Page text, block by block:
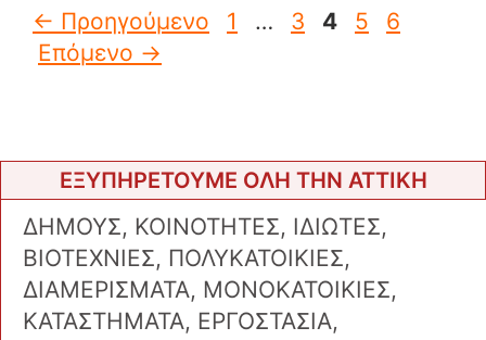
← Προηγούμενο Σελίδα
1 … Σελίδα
3 Σελίδα
4 Σελίδα
5 Σελίδα
6
Επόμενο →
ΕΞΥΠΗΡΕΤΟΥΜΕ ΟΛΗ ΤΗΝ ΑΤΤΙΚΗ
ΔΗΜΟΥΣ, ΚΟΙΝΟΤΗΤΕΣ, ΙΔΙΩΤΕΣ,
ΒΙΟΤΕΧΝΙΕΣ, ΠΟΛΥΚΑΤΟΙΚΙΕΣ,
ΔΙΑΜΕΡΙΣΜΑΤΑ, ΜΟΝΟΚΑΤΟΙΚΙΕΣ,
ΚΑΤΑΣΤΗΜΑΤΑ, ΕΡΓΟΣΤΑΣΙΑ,